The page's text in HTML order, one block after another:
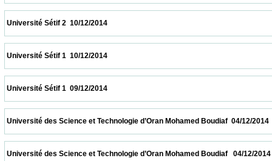
Université Sétif 2  10/12/2014
Université Sétif 1  10/12/2014
Université Sétif 1  09/12/2014
Université des Science et Technologie d’Oran Mohamed Boudiaf
Université des Science et Technologie d’Oran Mohamed Boudiaf